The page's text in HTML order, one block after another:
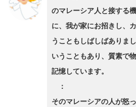
のマレーシア人と接する
に、我が家にお招きし、
うこともしばしばありま
いうこともあり、質素で
記憶しています。
：
そのマレーシアの人が怒